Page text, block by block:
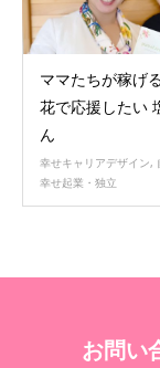
ママたちが稼げ
花で応援したい
ん
幸せキャリアデザイン,
幸せ起業・独立
お問い